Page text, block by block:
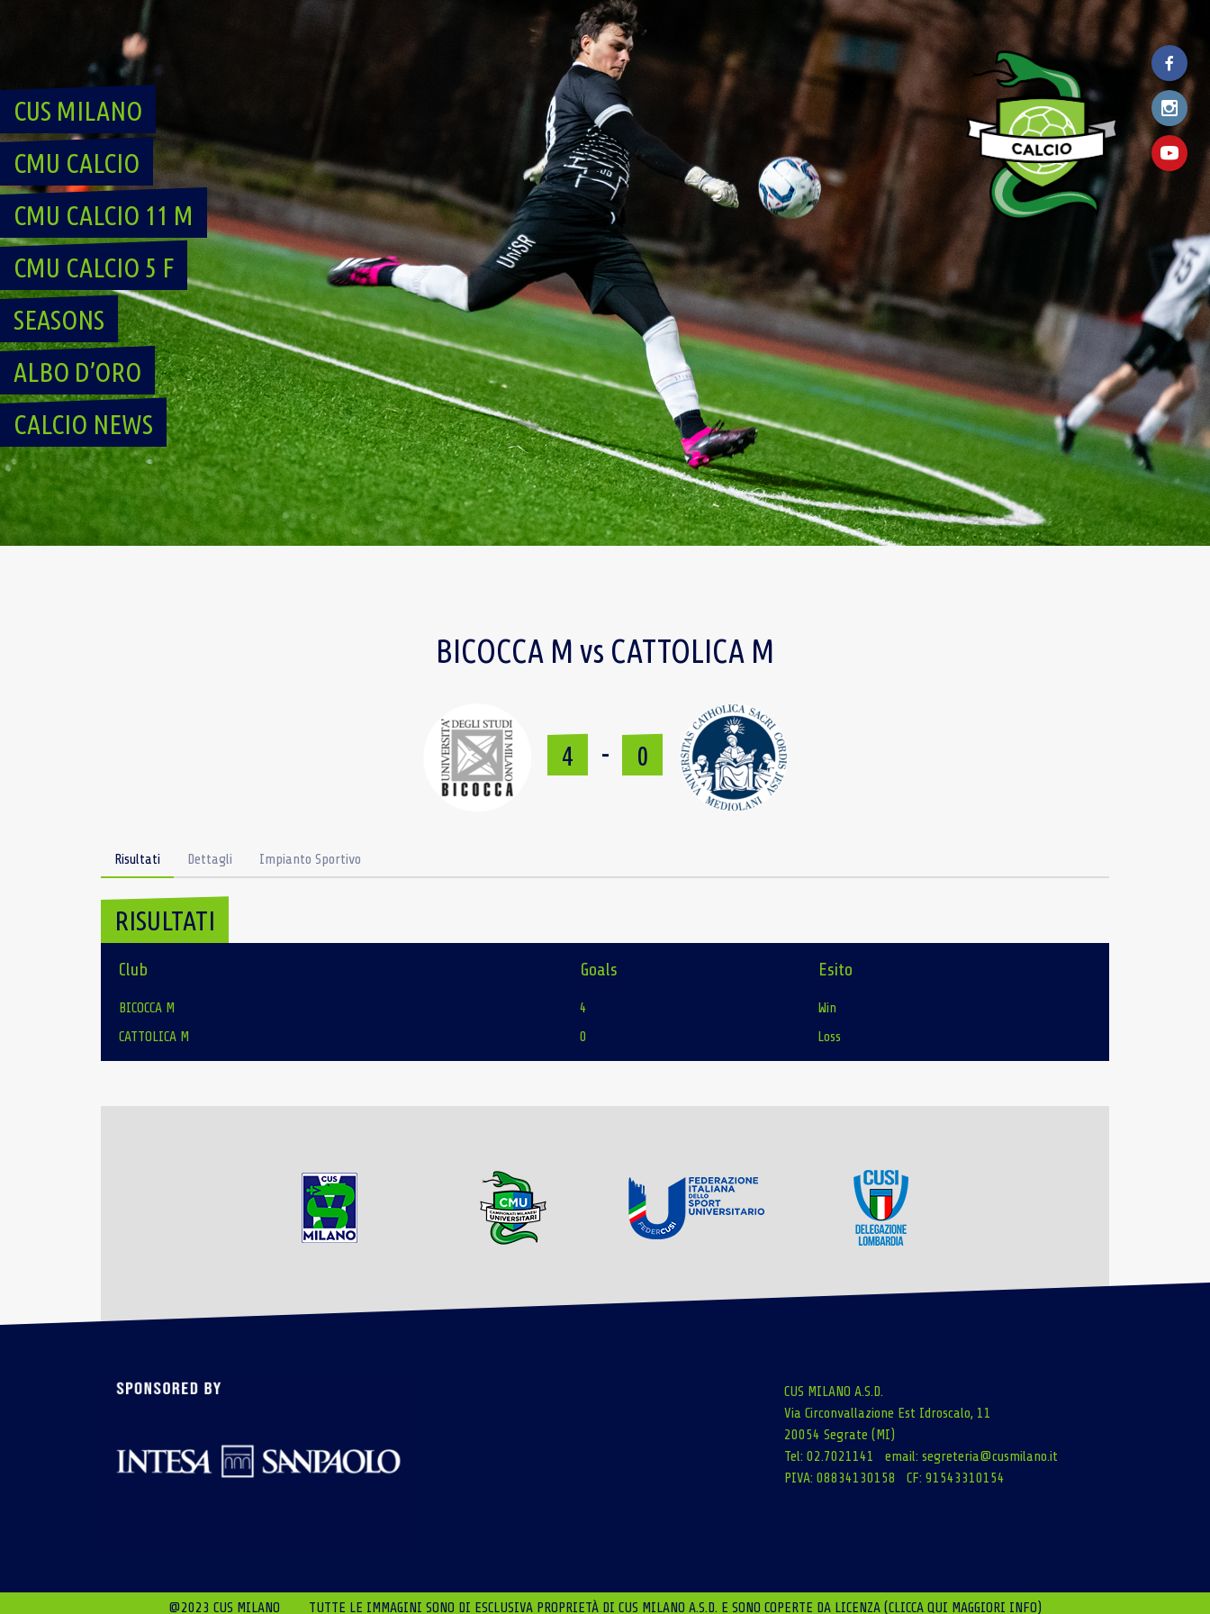
CUS MILANO
CMU CALCIO
CMU CALCIO 11 M
CMU CALCIO 5 F
SEASONS
ALBO D’ORO
CALCIO NEWS
BICOCCA M vs CATTOLICA M
4 - 0
Risultati Dettagli Impianto Sportivo
RISULTATI
Club Goals Esito
BICOCCA M 4
Win
CATTOLICA M
0 Loss
CUS MILANO A.S.D.
Via Circonvallazione Est Idroscalo, 11
20054 Segrate (MI)
Tel: 02.7021141 email: segreteria@cusmilano.it
PIVA: 08834130158 CF: 91543310154
@2023 CUS MILANO TUTTE LE IMMAGINI SONO DI ESCLUSIVA PROPRIETÀ DI CUS MILANO A.S.D. E SONO COPERTE DA LICENZA (CLICCA QUI MAGGIORI INFO)